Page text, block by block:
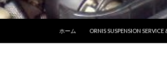
ホーム
ORNIS SUSPENSION